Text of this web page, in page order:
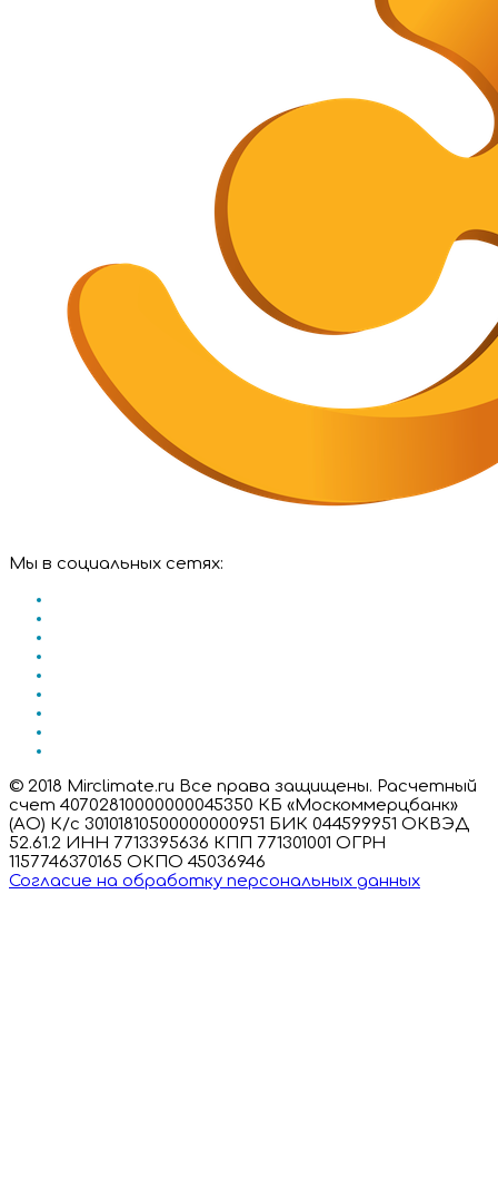
Мы в социальных сетях:
© 2018 Mirclimate.ru Все права защищены. Расчетный
счет 40702810000000045350 КБ «Москоммерцбанк»
(АО) К/с 30101810500000000951 БИК 044599951 ОКВЭД
52.61.2 ИНН 7713395636 КПП 771301001 ОГРН
1157746370165 ОКПО 45036946
Согласие на обработку персональных данных